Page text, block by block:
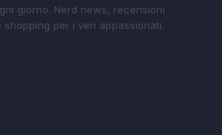
giorno. Nerd news, recensioni
per i veri appassionati.